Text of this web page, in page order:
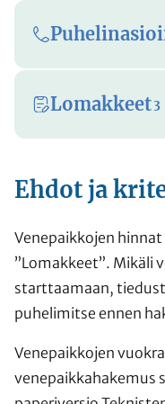
Lomakkeet3
Ehdot ja
Venepaikkojen
”Lomakkeet”. Mikäli
starttaamaan,
puhelimitse ennen
Venepaikkojen
venepaikkahakemus